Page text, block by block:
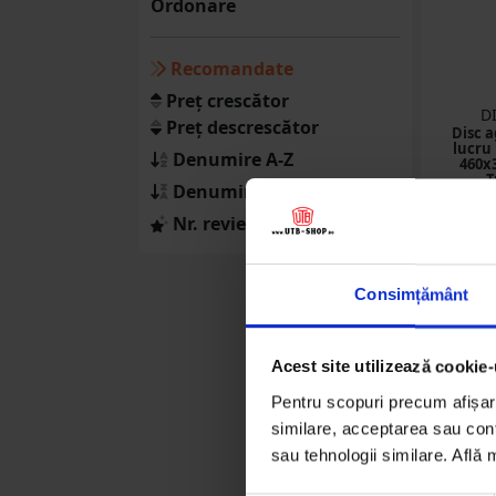
Consimțământ
Acest site utilizează
Pentru scopuri precum
similare, acceptarea sau
sau tehnologii similare. Află
Greble
(9 produse)
Procesare furaje
(79 produse)
Semanatori
(15 produse)
Atomizoare
(11 produse)
Erbicidatoare
(6 produse)
Ordonare
Recomandate
Preț crescător
Preț descrescător
Denumire A-Z
Denumire Z-A
Nr. review-uri
Disc
lucru